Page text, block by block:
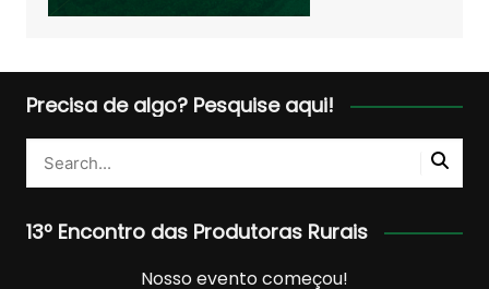
Precisa de algo? Pesquise aqui!
13º Encontro das Produtoras Rurais
Nosso evento começou!